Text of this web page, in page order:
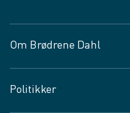
Om Brødrene Dahl
Vagttelefon 30 10 89 89
Politikker